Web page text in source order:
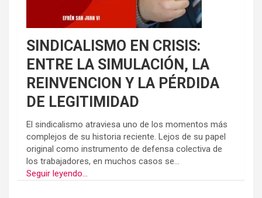
SINDICALISMO EN CRISIS:
ENTRE LA SIMULACIÓN, LA
REINVENCION Y LA PÉRDIDA
DE LEGITIMIDAD
El sindicalismo atraviesa uno de los momentos más
complejos de su historia reciente. Lejos de su papel
original como instrumento de defensa colectiva de
los trabajadores, en muchos casos se...
Seguir leyendo...